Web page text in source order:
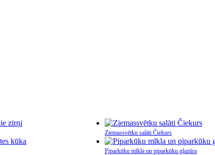
Ziemassvētku salāti Čiekurs
Piparkūku mīkla un piparkūku glazūra